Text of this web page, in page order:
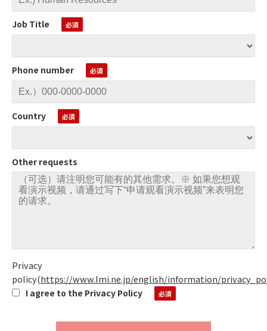
Job Title
Phone number
Country
Other requests
Privacy
policy(https://www.lmi.ne.jp/english/information/
I agree to the Privacy Policy